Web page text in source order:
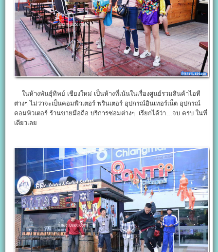
ในห้างพันธุ์ทิพย์ เชียงใหม่ เป็นห้างที่เน้นในเรื่องศูนย์รวมสินค้าไอที
ต่างๆ ไม่ว่าจะเป็นคอมพิวเตอร์ พรินเตอร์ อุปกรณ์อินเทอร์เน็ต อุปกรณ์
คอมพิวเตอร์ ร้านขายมือถือ บริการซ่อมต่างๆ เรียกได้ว่า…จบ ครบ ในที่
เดียวเลย